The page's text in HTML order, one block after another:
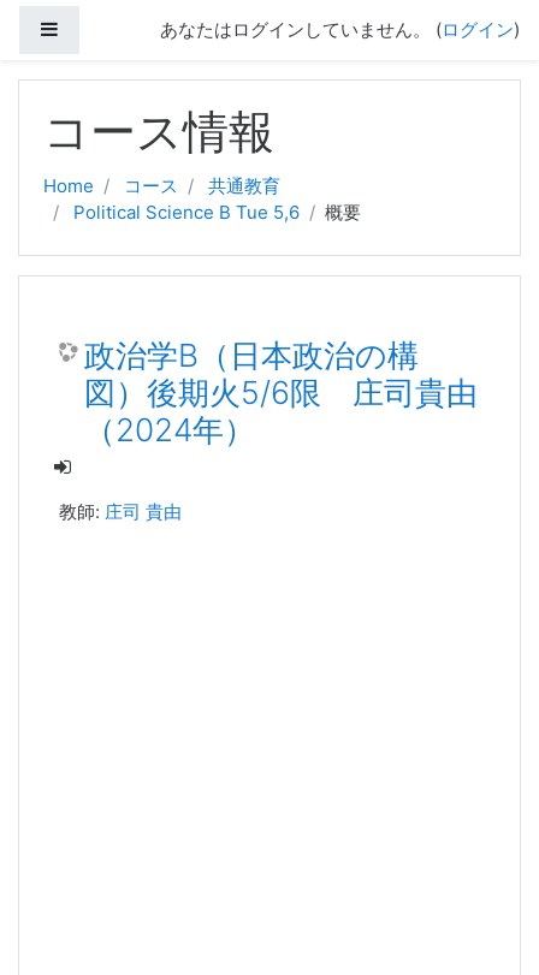
サイドパネルあなたはログインしていません。 (ログイン)
コース情報
Home コース
共通教育
Political Science B Tue 5,6
概要
政治学B（日本政治の構
図）後期火5/6限 庄司貴由
（2024年）
教師: 庄司 貴由